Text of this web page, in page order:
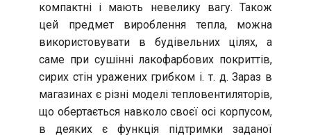
компактні і мають невелику вагу. Також
цей предмет вироблення тепла, можна
використовувати в будівельних цілях, а
саме при сушінні лакофарбових покриттів,
сирих стін уражених грибком і. т. д. Зараз в
магазинах є різні моделі тепловентиляторів,
що обертається навколо своєї осі корпусом,
в деяких є функція підтримки заданої